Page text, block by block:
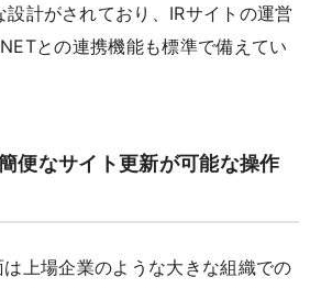
設計がされており、IRサイトの運営
との連携機能も標準で備えてい
便なサイト更新が可能な操作
上場企業のような大きな組織での